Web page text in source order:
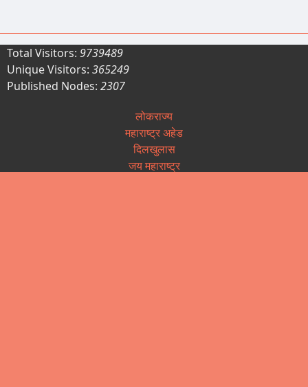
Total Visitors: 9739489
Unique Visitors: 365249
Published Nodes: 2307
लोकराज्य
महाराष्ट्र अहेड
दिलखुलास
जय महाराष्ट्र